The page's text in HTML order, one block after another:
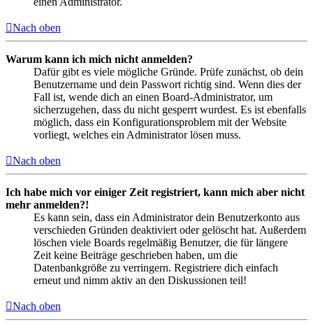
Nach oben
Warum kann ich mich nicht anmelden?
Dafür gibt es viele mögliche Gründe. Prüfe zunächst, ob dein
Benutzername und dein Passwort richtig sind. Wenn dies der
Fall ist, wende dich an einen Board-Administrator, um
sicherzugehen, dass du nicht gesperrt wurdest. Es ist ebenfalls
möglich, dass ein Konfigurationsproblem mit der Website
vorliegt, welches ein Administrator lösen muss.
Nach oben
Ich habe mich vor einiger Zeit registriert, kann mich aber nicht
mehr anmelden?!
Es kann sein, dass ein Administrator dein Benutzerkonto aus
verschieden Gründen deaktiviert oder gelöscht hat. Außerdem
löschen viele Boards regelmäßig Benutzer, die für längere
Zeit keine Beiträge geschrieben haben, um die
Datenbankgröße zu verringern. Registriere dich einfach
erneut und nimm aktiv an den Diskussionen teil!
Nach oben